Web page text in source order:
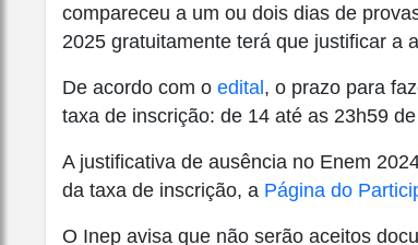
compareceu a um ou dois dias de
2025 gratuitamente terá que justificar a
De acordo com o edital, o prazo para
taxa de inscrição: de 14 até as 23h59
A justificativa de ausência no Enem
da taxa de inscrição, a Página do
O Inep avisa que não serão aceitos